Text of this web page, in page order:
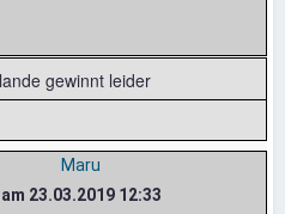
gewinnt leider
Maru
am 23.03.2019 12:33